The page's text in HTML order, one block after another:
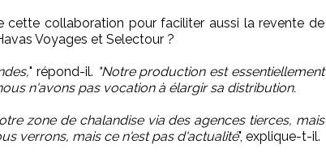
cette collaboration pour faciliter aussi la revente de
Voyages et Selectour ?
" répond-il. "Notre production est essentiellement
n'avons pas vocation à élargir sa distribution.
zone de chalandise via des agences tierces, mais
verrons, mais ce n'est pas d'actualité", explique-t-il.